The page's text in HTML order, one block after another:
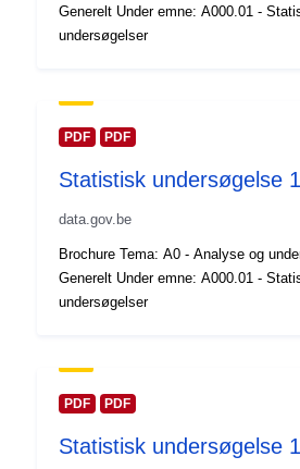
kataloger:
February
Fysiske:
[ 2.54, 49.49 ], [ 2.54, 51.51 ]
Identifikatorer:
der:
Generelt Under emne: A000.01 -
undersøgelser
PDF PDF
Statistisk undersøgelse
data.gov.be
Brochure Tema: A0 - Analyse og
Generelt Under emne: A000.01 -
undersøgelser
PDF PDF
Statistisk undersøgelse